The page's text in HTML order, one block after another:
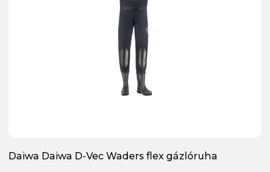
Daiwa Daiwa D-Vec Waders flex gázlóruha